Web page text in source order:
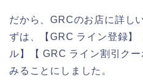
だから、GRCのお店に詳し
ずは、【GRC ライン登録】
ル】【 GRC ライン割引ク
みることにしました。